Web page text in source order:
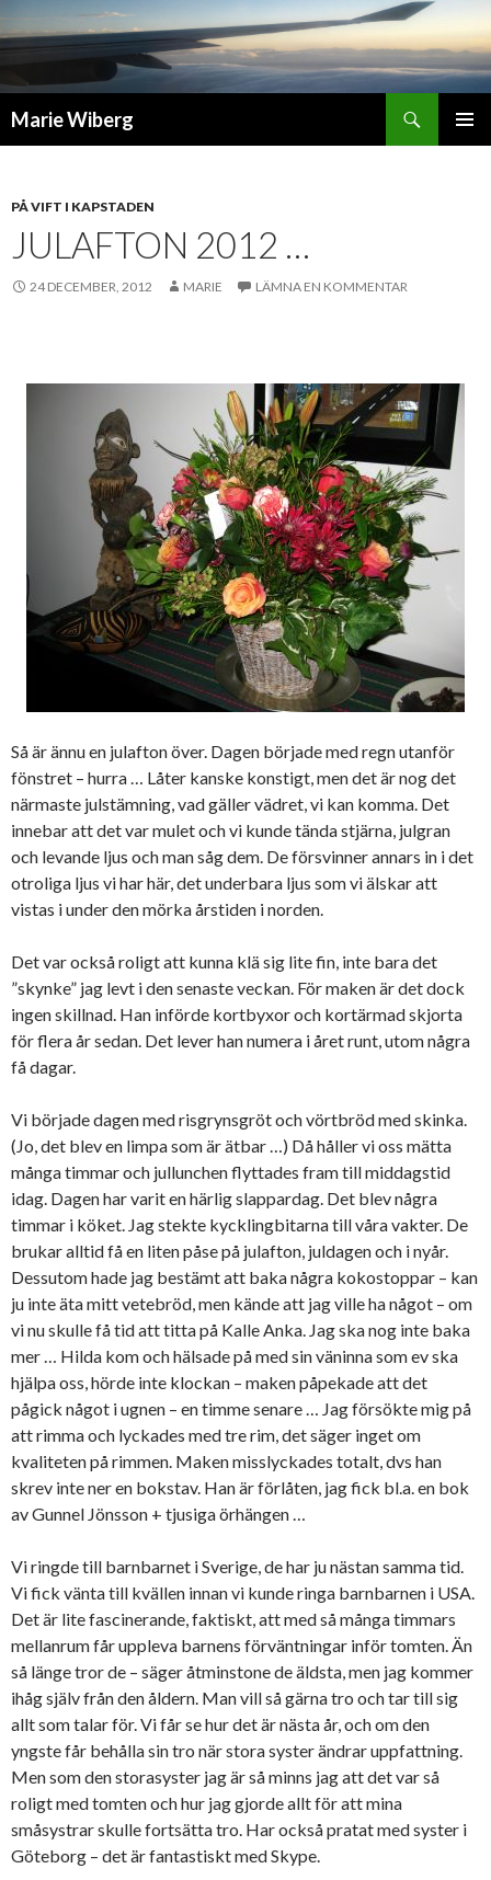
Marie Wiberg
PÅ VIFT I KAPSTADEN
JULAFTON 2012 …
24 DECEMBER, 2012 MARIE LÄMNA EN KOMMENTAR
Så är ännu en julafton över. Dagen började med regn utanför
fönstret – hurra … Låter kanske konstigt, men det är nog det
närmaste julstämning, vad gäller vädret, vi kan komma. Det
innebar att det var mulet och vi kunde tända stjärna, julgran
och levande ljus och man såg dem. De försvinner annars in i det
otroliga ljus vi har här, det underbara ljus som vi älskar att
vistas i under den mörka årstiden i norden.
Det var också roligt att kunna klä sig lite fin, inte bara det
”skynke” jag levt i den senaste veckan. För maken är det dock
ingen skillnad. Han införde kortbyxor och kortärmad skjorta
för flera år sedan. Det lever han numera i året runt, utom några
få dagar.
Vi började dagen med risgrynsgröt och vörtbröd med skinka.
(Jo, det blev en limpa som är ätbar …) Då håller vi oss mätta
många timmar och jullunchen flyttades fram till middagstid
idag. Dagen har varit en härlig slappardag. Det blev några
timmar i köket. Jag stekte kycklingbitarna till våra vakter. De
brukar alltid få en liten påse på julafton, juldagen och i nyår.
Dessutom hade jag bestämt att baka några kokostoppar – kan
ju inte äta mitt vetebröd, men kände att jag ville ha något – om
vi nu skulle få tid att titta på Kalle Anka. Jag ska nog inte baka
mer … Hilda kom och hälsade på med sin väninna som ev ska
hjälpa oss, hörde inte klockan – maken påpekade att det
pågick något i ugnen – en timme senare … Jag försökte mig på
att rimma och lyckades med tre rim, det säger inget om
kvaliteten på rimmen. Maken misslyckades totalt, dvs han
skrev inte ner en bokstav. Han är förlåten, jag fick bl.a. en bok
av Gunnel Jönsson + tjusiga örhängen …
Vi ringde till barnbarnet i Sverige, de har ju nästan samma tid.
Vi fick vänta till kvällen innan vi kunde ringa barnbarnen i USA.
Det är lite fascinerande, faktiskt, att med så många timmars
mellanrum får uppleva barnens förväntningar inför tomten. Än
så länge tror de – säger åtminstone de äldsta, men jag kommer
ihåg själv från den åldern. Man vill så gärna tro och tar till sig
allt som talar för. Vi får se hur det är nästa år, och om den
yngste får behålla sin tro när stora syster ändrar uppfattning.
Men som den storasyster jag är så minns jag att det var så
roligt med tomten och hur jag gjorde allt för att mina
småsystrar skulle fortsätta tro. Har också pratat med syster i
Göteborg – det är fantastiskt med Skype.